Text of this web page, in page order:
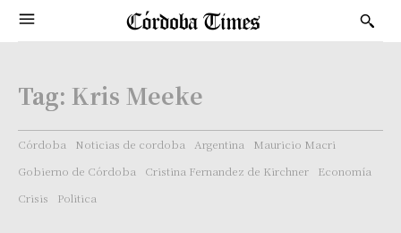
Tag: Kris Meeke
Córdoba Noticias de cordoba Argentina
Mauricio Macri
Gobierno de Córdoba
Cristina Fernandez de Kirchner
Economía
Crisis
Politica